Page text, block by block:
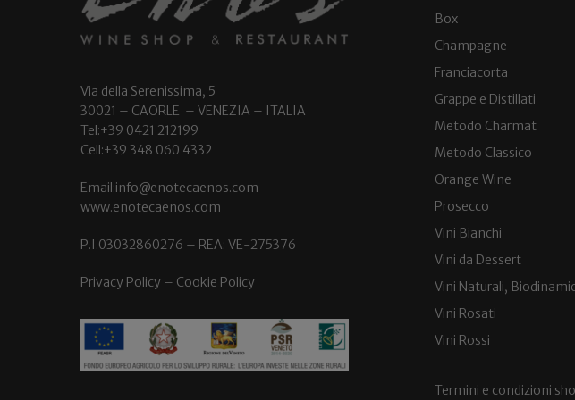
Via della Serenissima, 5
30021 – CAORLE – VENEZIA – ITALIA
Tel:+39 0421 212199
Cell:+39 348 060 4332
Email:info@enotecaenos.com
www.enotecaenos.com
P.I.03032860276 – REA: VE-275376
Privacy Policy – Cookie Policy
Box
Champagne
Franciacorta
Grappe e Distillati
Metodo Charmat
Metodo Classico
Orange Wine
Prosecco
Vini Bianchi
Vini da Dessert
Vini Naturali,
Vini Rosati
Vini Rossi
Termini e condizioni